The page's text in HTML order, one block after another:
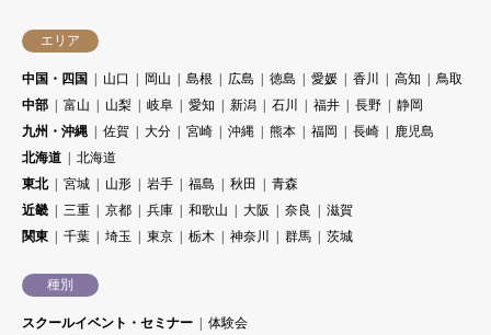
エリア
中国・四国 山口 岡山 島根 広島 徳島 愛媛 香川 高知
鳥取
中部
富山 山梨 岐阜 愛知 新潟 石川 福井 長野
静岡
九州・沖縄
佐賀 大分 宮崎 沖縄 熊本 福岡 長崎
鹿児島
北海道
北海道
東北
宮城 山形 岩手 福島 秋田
青森
近畿
三重 京都 兵庫 和歌山 大阪 奈良
滋賀
関東
千葉 埼玉 東京 栃木 神奈川 群馬 茨城
種別
スクールイベント・セミナー
体験会